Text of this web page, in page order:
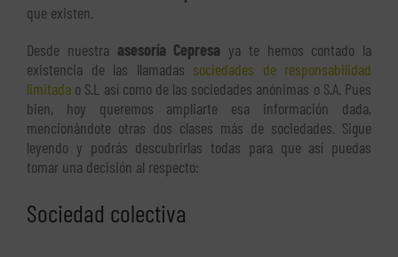
que existen.
Desde nuestra asesoría Cepresa ya te hemos contado la
existencia de las llamadas sociedades de responsabilidad
limitada o S.L así como de las sociedades anónimas o S.A. Pues
bien, hoy queremos ampliarte esa información dada,
mencionándote otras dos clases más de sociedades. Sigue
leyendo y podrás descubrirlas todas para que así puedas
tomar una decisión al respecto:
Sociedad colectiva